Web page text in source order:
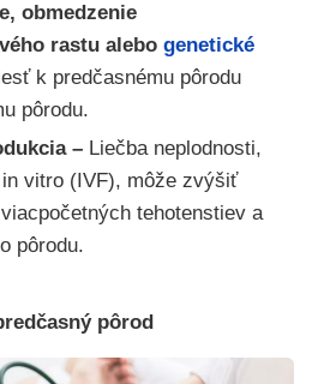
obmedzenie
rastu alebo genetické
k predčasnému pôrodu
pôrodu.
– Liečba neplodnosti,
vitro (IVF), môže zvýšiť
tehotenstiev a
pôrodu.
pôrod